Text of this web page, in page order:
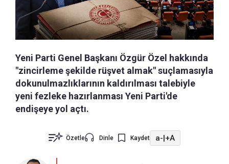
Yeni Parti Genel Başkanı Özgür Özel hakkında
"zincirleme şekilde rüşvet almak" suçlamasıyla
dokunulmazlıklarının kaldırılması talebiyle
yeni fezleke hazırlanması Yeni Parti'de
endişeye yol açtı.
Özetle Dinle Kaydet a-|+A